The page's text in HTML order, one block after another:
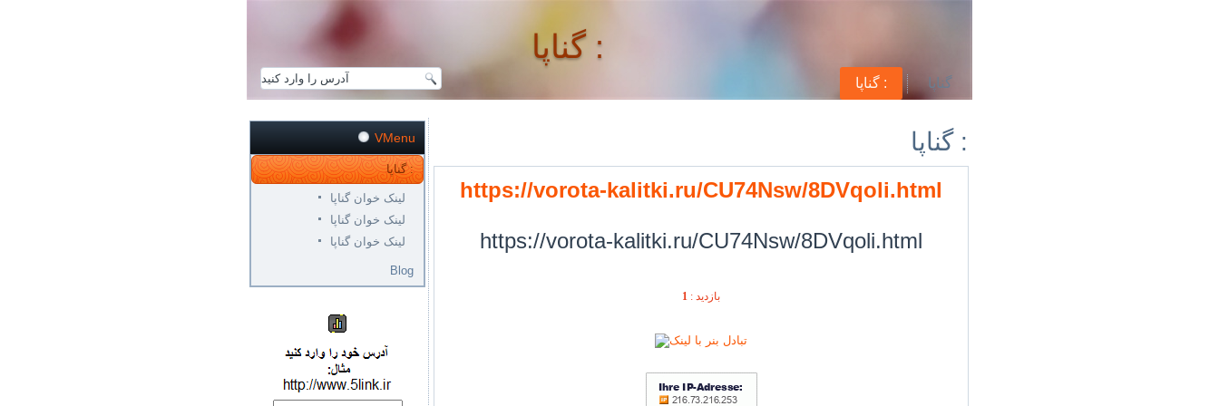
گناپا :
گناپا : گناپا
VMenu
گناپا :
لینک خوان گناپا
لینک خوان گناپا
لینک خوان گناپا
Blog
گناپا :
https://vorota-kalitki.ru/CU74Nsw/8DVqoli.html
https://vorota-kalitki.ru/CU74Nsw/8DVqoli.html
بازديد : 1